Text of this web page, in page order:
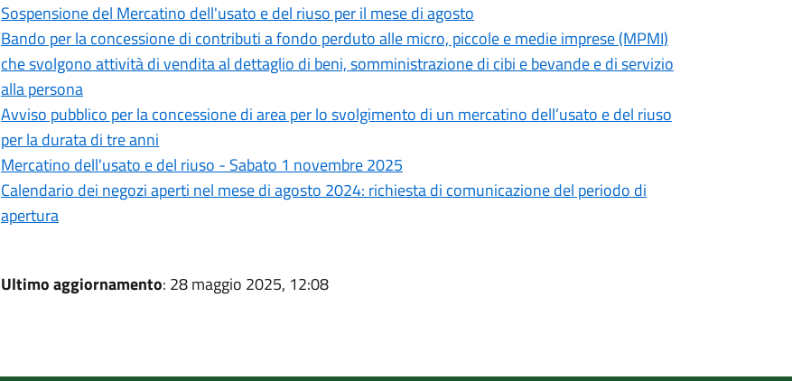
Sospensione del Mercatino dell'usato e del riuso per il mese di agosto
Bando per la concessione di contributi a fondo perduto alle micro, piccole e medie imprese (MPMI)
che svolgono attività di vendita al dettaglio di beni, somministrazione di cibi e bevande e di servizio
alla persona
Avviso pubblico per la concessione di area per lo svolgimento di un mercatino dell’usato e del riuso
per la durata di tre anni
Mercatino dell'usato e del riuso - Sabato 1 novembre 2025
Calendario dei negozi aperti nel mese di agosto 2024: richiesta di comunicazione del periodo di
apertura
Ultimo aggiornamento: 28 maggio 2025, 12:08